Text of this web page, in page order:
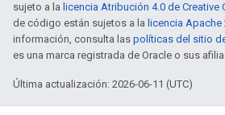
sujeto a la licencia Atribución 4.0 de Creative
de código están sujetos a la licencia Apache
información, consulta las políticas del sitio
es una marca registrada de Oracle o sus
Última actualización: 2026-06-11 (UTC)